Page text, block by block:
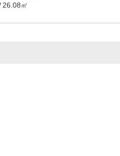
26.08㎡